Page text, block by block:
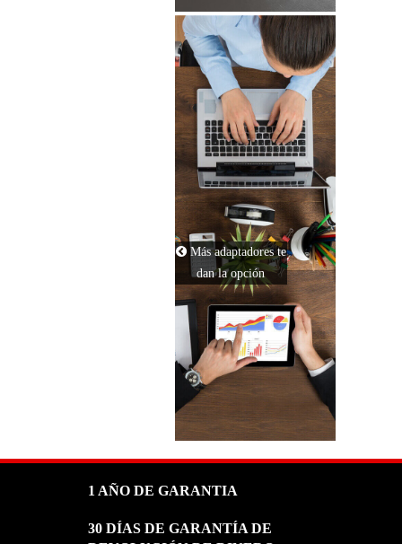
Más adaptadores te
dan la opción
HP
SONY
DELL
ACER
APPLE
ASUS
COMPAQ
LENOVO
MSI
GATEWAY
MICROSOFT
MEDION
1 AÑO DE GARANTIA
30 DÍAS DE GARANTÍA DE